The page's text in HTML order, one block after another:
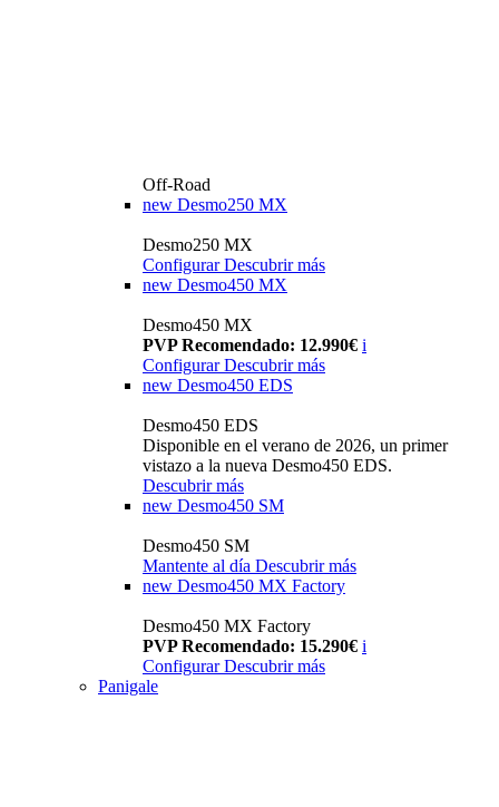
Off-Road
new Desmo250 MX
Desmo250 MX
Configurar Descubrir más
new Desmo450 MX
Desmo450 MX
PVP Recomendado: 12.990€ i
Configurar Descubrir más
new Desmo450 EDS
Desmo450 EDS
Disponible en el verano de 2026, un primer
vistazo a la nueva Desmo450 EDS.
Descubrir más
new Desmo450 SM
Desmo450 SM
Mantente al día Descubrir más
new Desmo450 MX Factory
Desmo450 MX Factory
PVP Recomendado: 15.290€ i
Configurar Descubrir más
Panigale